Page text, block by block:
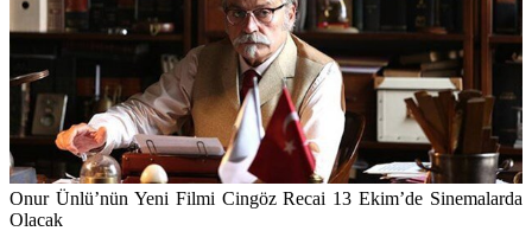
Onur Ünlü’nün Yeni Filmi Cingöz Recai 13 Ekim’de Sinemalarda
Olacak